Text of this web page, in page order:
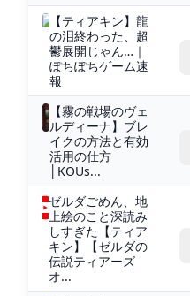
【ティアキン】龍
の泪終わった、超
鬱展開じゃん…｜
ぽちぽちゲーム速
報
【霧の戦場のヴェ
ルディーナ】ブレ
イクの方法と有効
活用の仕方
│KOUs...
ゼルダごめん、地
上絵のこと深読み
しすぎた【ティア
キン】【ゼルダの
伝説ティアーズ
オ...